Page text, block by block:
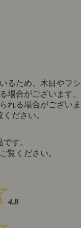
るため、木目やフシ
場合がございます。
れる場合がございま
ください。
す。
覧ください。
4.8